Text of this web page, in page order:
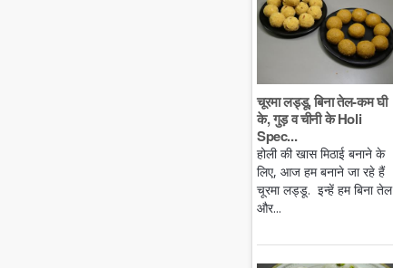
चूरमा लड्डू, बिना तेल-कम घी
के, गुड़ व चीनी के Holi
Spec...
होली की खास मिठाई बनाने के
लिए, आज हम बनाने जा रहे हैं
चूरमा लड्डू. इन्हें हम बिना तेल
और...